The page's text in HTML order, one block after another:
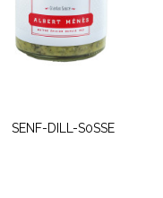
SENF-DILL-S0SSE